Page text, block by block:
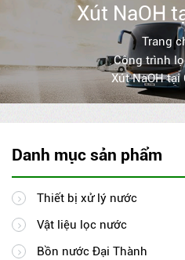
Xút NaOH
Trang
Công trình
Xút NaOH tại
Danh mục sản phẩm
Thiết bị xử lý nước
Vật liệu lọc nước
Bồn nước Đại Thành